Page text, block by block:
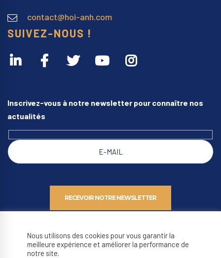
contact@hoi-anh.com
SUIVEZ-NOUS !
Inscrivez-vous à notre newsletter pour connaître nos
actualités
Nous utilisons des cookies pour vous garantir la
meilleure expérience et améliorer la performance de
notre site.